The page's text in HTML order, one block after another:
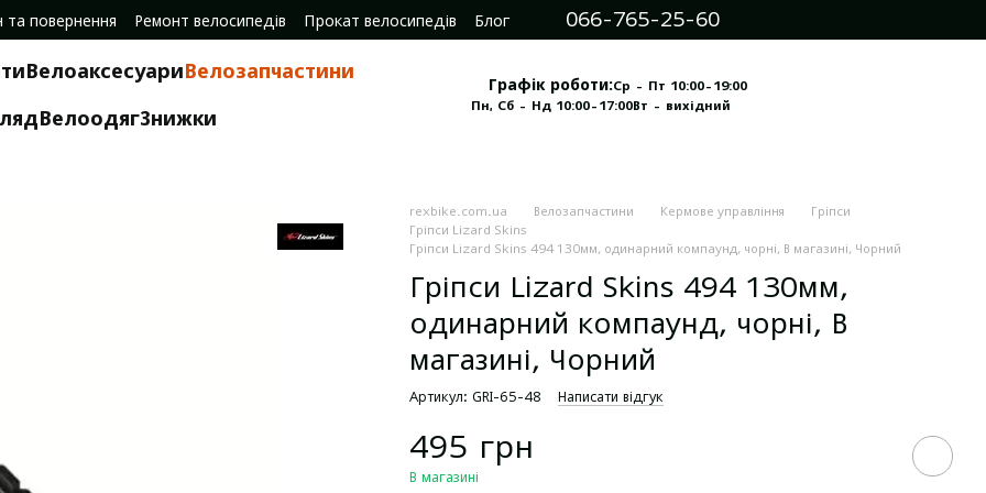
та повернення Ремонт велосипедів Прокат велосипедів
Блог
066-765-25-60
ВелоаксесуариВелозапчастини
ВелоодягЗнижки
Графік роботи:Ср - Пт 10:00-19:00
Пн, Сб - Нд 10:00-17:00Вт - вихідний
rexbike.com.ua Велозапчастини Кермове управління
Гріпси
Гріпси Lizard Skins
Гріпси Lizard Skins 494 130мм, одинарний компаунд, чорні, В магазині, Чорний
Гріпси Lizard Skins 494 130мм,
одинарний компаунд, чорні, В
магазині, Чорний
Артикул: GRI-65-48 Написати відгук
495 грн
В магазині